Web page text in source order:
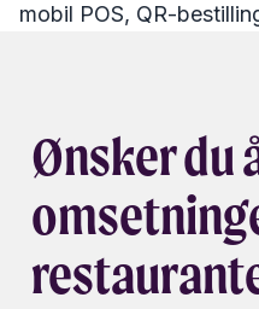
mobil POS, QR-
Ønsker du